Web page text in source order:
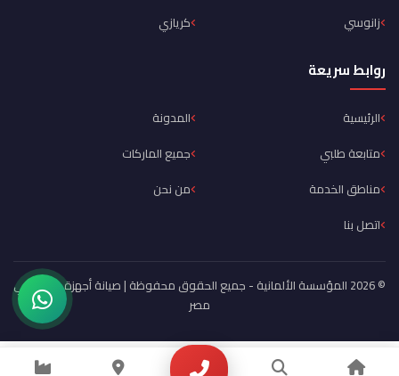
زانوسي
كريازي
روابط سريعة
الرئيسية
المدونة
متابعة طلبي
جميع الماركات
مناطق الخدمة
من نحن
اتصل بنا
© 2026 المؤسسة الألمانية - جميع الحقوق محفوظة | صيانة أجهزة منزلية في
مصر